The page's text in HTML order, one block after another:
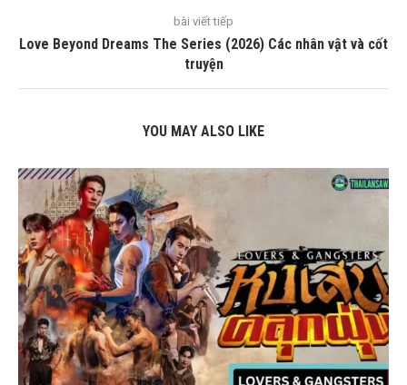
bài viết tiếp
Love Beyond Dreams The Series (2026) Các nhân vật và cốt
truyện
YOU MAY ALSO LIKE